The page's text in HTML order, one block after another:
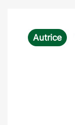
Autrice